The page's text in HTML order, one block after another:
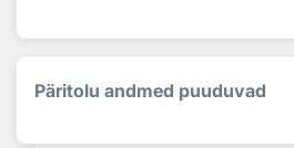
Päritolu andmed puuduvad